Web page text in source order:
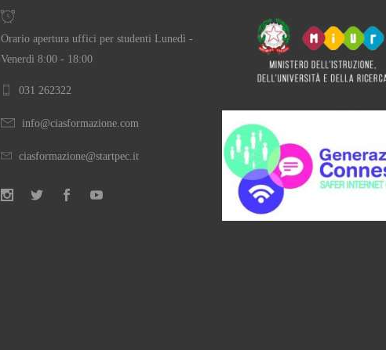
Orario apertura uffici per studenti Lunedì -
Venerdì 8:00 - 18:00
031 262322
info@ciasformazione.com
ciasformazione@startpec.it